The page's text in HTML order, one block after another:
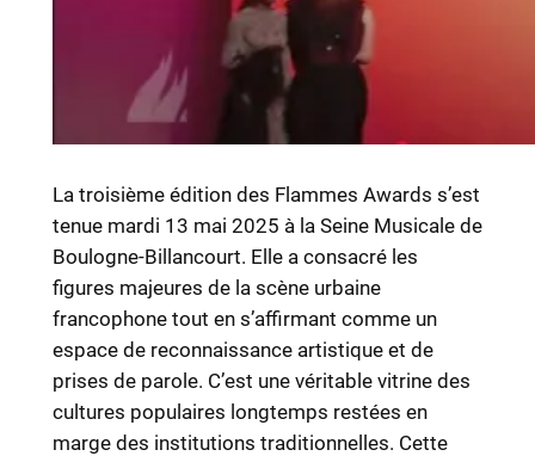
La troisième édition des Flammes Awards s’est
tenue mardi 13 mai 2025 à la Seine Musicale de
Boulogne-Billancourt. Elle a consacré les
figures majeures de la scène urbaine
francophone tout en s’affirmant comme un
espace de reconnaissance artistique et de
prises de parole. C’est une véritable vitrine des
cultures populaires longtemps restées en
marge des institutions traditionnelles. Cette